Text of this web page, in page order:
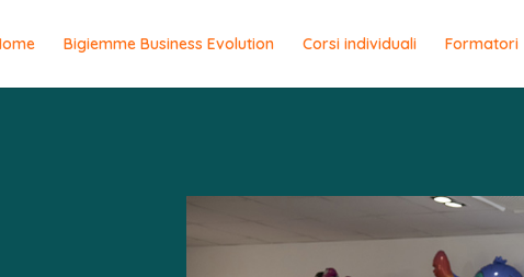
Bigiemme Business Evolution Corsi individuali Formatori